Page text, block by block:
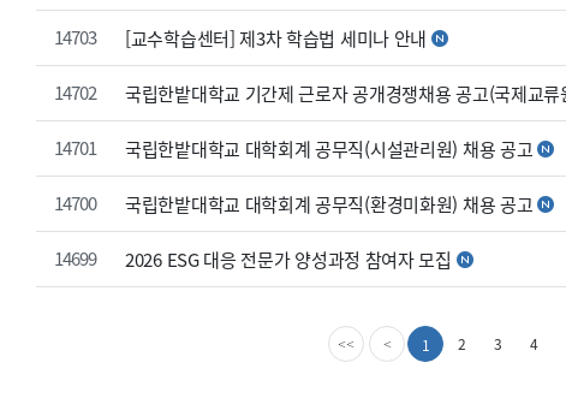
14703 [교수학습센터] 제3차 학습법 세미나 안내
14702 국립한밭대학교 기간제 근로자 공개경쟁채용 공고(국제교류
14701 국립한밭대학교 대학회계 공무직(시설관리원) 채용 공고
14700 국립한밭대학교 대학회계 공무직(환경미화원) 채용 공고
14699 2026 ESG 대응 전문가 양성과정 참여자 모집
<< 첫
번
< 이
전
1 2 3 4